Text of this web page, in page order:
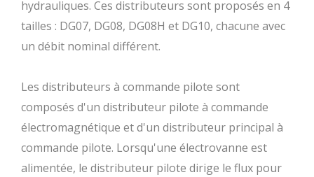
hydrauliques. Ces distributeurs sont proposés en 4
tailles : DG07, DG08, DG08H et DG10, chacune avec
un débit nominal différent.
Les distributeurs à commande pilote sont
composés d'un distributeur pilote à commande
électromagnétique et d'un distributeur principal à
commande pilote. Lorsqu'une électrovanne est
alimentée, le distributeur pilote dirige le flux pour